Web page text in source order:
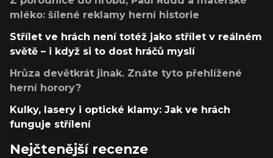
mléko: šílené reklamy herní historie
Střílet ve hrách není totéž jako střílet v reálném
světě – i když si to dost hráčů myslí
Hrůza devětkrát jinak. Znáte tyto přehlížené
herní horory?
Kulky, lasery i optické klamy: Jak ve hrách
funguje střílení
Nejčtenější recenze